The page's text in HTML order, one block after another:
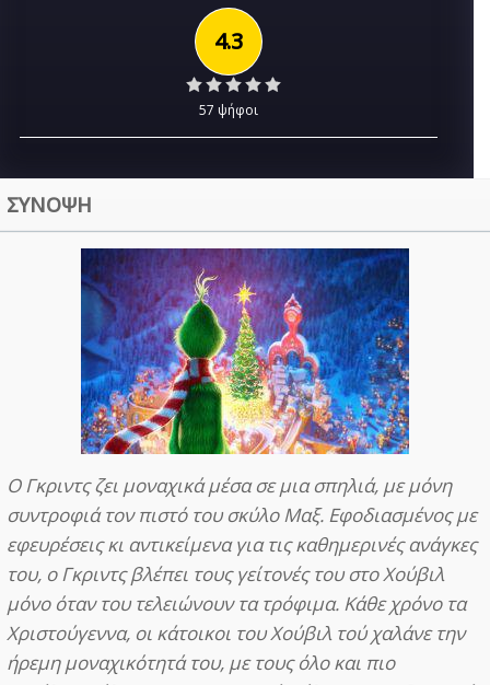
4.3
57 ψήφοι
ΣΥΝΟΨΗ
Ο Γκριντς ζει μοναχικά μέσα σε μια σπηλιά, με μόνη
συντροφιά τον πιστό του σκύλο Μαξ. Εφοδιασμένος με
εφευρέσεις κι αντικείμενα για τις καθημερινές ανάγκες
του, ο Γκριντς βλέπει τους γείτονές του στο Χούβιλ
μόνο όταν του τελειώνουν τα τρόφιμα. Κάθε χρόνο τα
Χριστούγεννα, οι κάτοικοι του Χούβιλ τού χαλάνε την
ήρεμη μοναχικότητά του, με τους όλο και πιο